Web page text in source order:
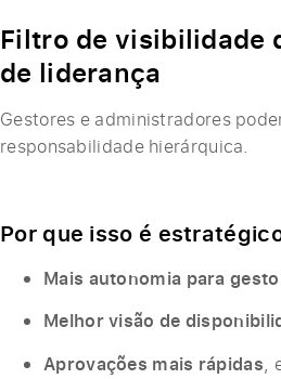
Filtro de visibilidade
de liderança
Gestores e administradores
responsabilidade hierárquica.
Por que isso é
Mais autonomia para
Melhor visão de
Aprovações mais rápidas,